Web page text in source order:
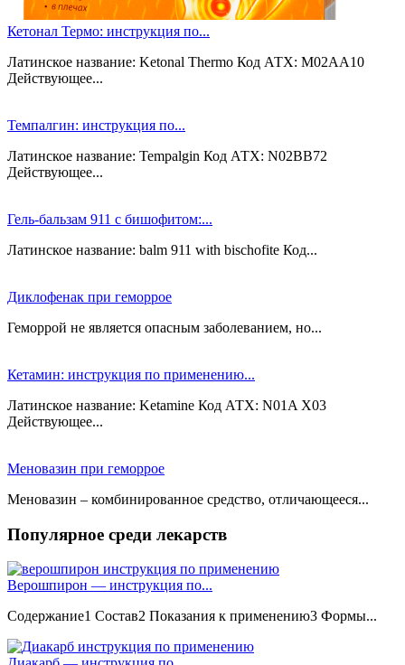
Кетонал Термо: инструкция по...
Латинское название: Ketonal Thermo Код АТХ: M02AA10
Действующее...
Темпалгин: инструкция по...
Латинское название: Tempalgin Код АТХ: N02BB72
Действующее...
Гель-бальзам 911 с бишофитом:...
Латинское название: balm 911 with bisсhofite Код...
Диклофенак при геморрое
Геморрой не является опасным заболеванием, но...
Кетамин: инструкция по применению...
Латинское название: Ketamine Код АТХ: N01A Х03
Действующее...
Меновазин при геморрое
Меновазин – комбинированное средство, отличающееся...
Популярное среди лекарств
Верошпирон — инструкция по...
Содержание1 Состав2 Показания к применению3 Формы...